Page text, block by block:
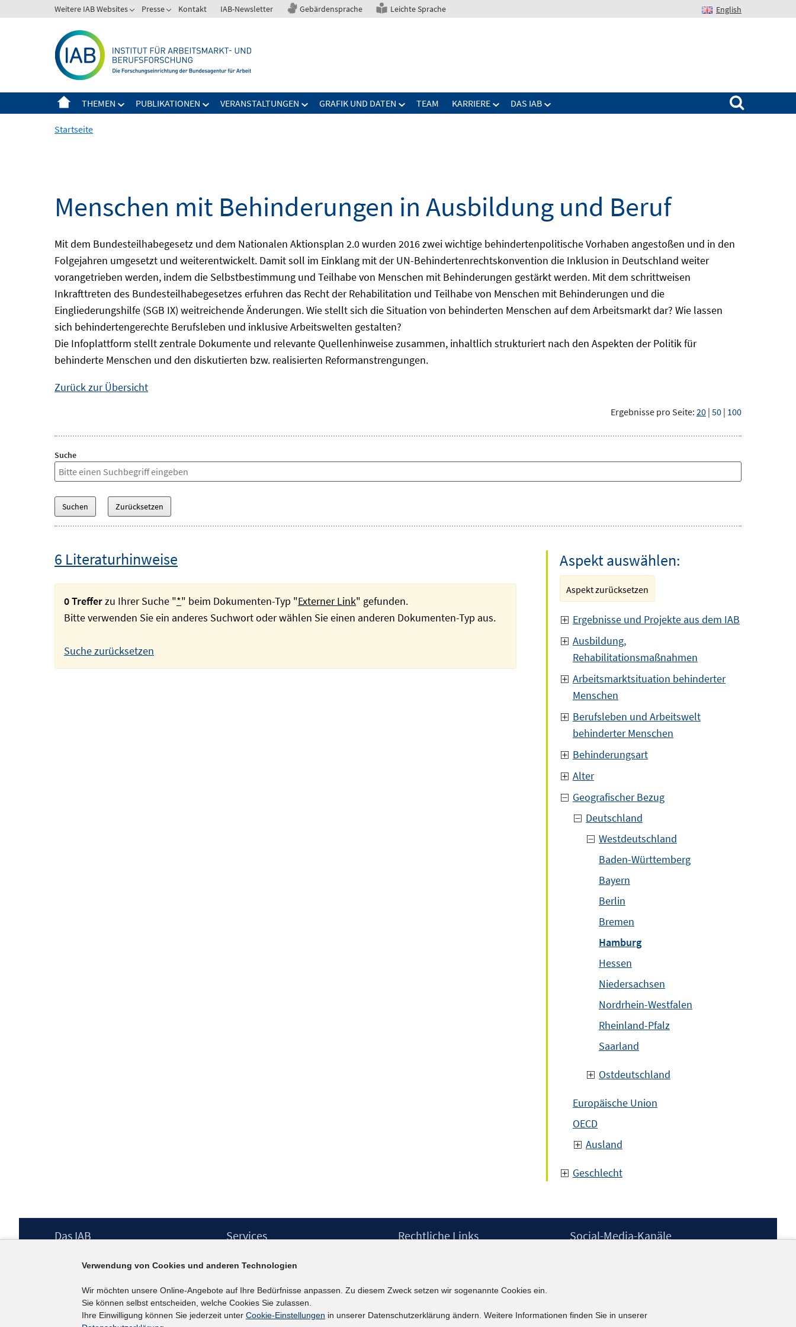
zum
Weitere IAB Websites Presse Kontakt IAB-Newsletter Gebärdensprache Leichte Sprache English
THEMEN PUBLIKATIONEN VERANSTALTUNGEN GRAFIK UND DATEN TEAM KARRIERE DAS IAB
Suchen nach:
Startseite
Menschen mit Behinderungen in Ausbildung und Beruf
Mit dem Bundesteilhabegesetz und dem Nationalen Aktionsplan 2.0 wurden 2016 zwei wichtige behindertenpolitische Vorhaben angestoßen und in den
Folgejahren umgesetzt und weiterentwickelt. Damit soll im Einklang mit der UN-Behindertenrechtskonvention die Inklusion in Deutschland weiter
vorangetrieben werden, indem die Selbstbestimmung und Teilhabe von Menschen mit Behinderungen gestärkt werden. Mit dem schrittweisen
Inkrafttreten des Bundesteilhabegesetzes erfuhren das Recht der Rehabilitation und Teilhabe von Menschen mit Behinderungen und die
Eingliederungshilfe (SGB IX) weitreichende Änderungen. Wie stellt sich die Situation von behinderten Menschen auf dem Arbeitsmarkt dar? Wie lassen
sich behindertengerechte Berufsleben und inklusive Arbeitswelten gestalten?
Die Infoplattform stellt zentrale Dokumente und relevante Quellenhinweise zusammen, inhaltlich strukturiert nach den Aspekten der Politik für
behinderte Menschen und den diskutierten bzw. realisierten Reformanstrengungen.
Zurück zur Übersicht
Ergebnisse pro Seite: 20 | 50 | 100
Suche
6 Literaturhinweise
0 Trefferzu Ihrer Suche "*" beim Dokumenten-Typ "Externer Link" gefunden.
Bitte verwenden Sie ein anderes Suchwort oder wählen Sie einen anderen Dokumenten-Typ aus.
Suche zurücksetzen
Aspekt auswählen:
Aspekt zurücksetzen
Ergebnisse und Projekte aus dem IAB
Ausbildung,
Rehabilitationsmaßnahmen
Arbeitsmarktsituation behinderter
Menschen
Berufsleben und Arbeitswelt
behinderter Menschen
Behinderungsart
Alter
Geografischer Bezug
Deutschland
Westdeutschland
Baden-Württemberg
Bayern
Berlin
Bremen
Hamburg
Hessen
Niedersachsen
Nordrhein-Westfalen
Rheinland-Pfalz
Saarland
Ostdeutschland
Europäische Union
OECD
Ausland
Geschlecht
Footer
Das IAB
Berufsforschung (IAB) – unser Leitbild
Institutsleitung
Graduiertenprogramm
Befragungen
Services
IAB-Newsletter
Kontakt
Rechtliche Links
Erklärung zur Barrierefreiheit
Social-Media-Kanäle
kununu
Verwendung von Cookies und anderen Technologien
Wir möchten unsere Online-Angebote auf Ihre Bedürfnisse anpassen. Zu diesem Zweck setzen wir sogenannte Cookies ein.
Sie können selbst entscheiden, welche Cookies Sie zulassen.
Ihre Einwilligung können Sie jederzeit unter Cookie-Einstellungen in unserer Datenschutzerklärung ändern. Weitere Informationen finden Sie in unserer